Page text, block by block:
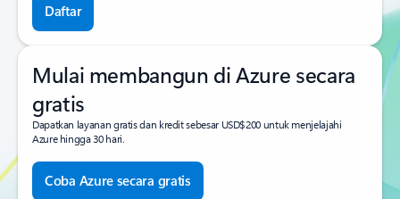
Daftar
Mulai membangun di Azure secara
gratis
Dapatkan layanan gratis dan kredit sebesar USD$200 untuk menjelajahi
Azure hingga 30 hari.
Coba Azure secara gratis